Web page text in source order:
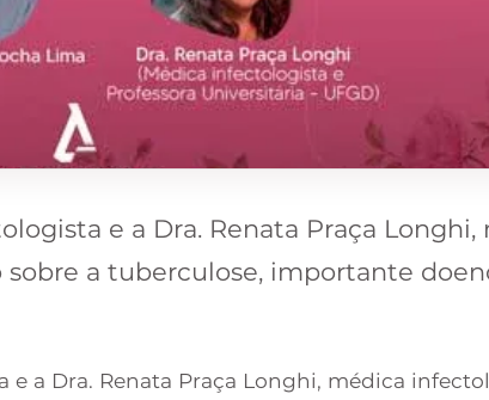
e a Dra. Renata Praça Longhi,
a tuberculose, importante
a Dra. Renata Praça Longhi, médica